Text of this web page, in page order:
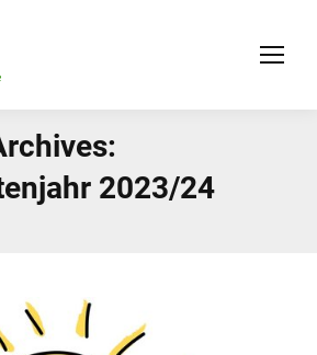
2023/24